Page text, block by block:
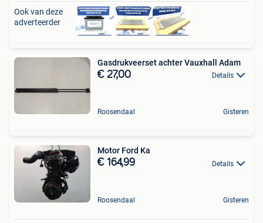
Ook van deze
adverteerder
Gasdrukveerset achter Vauxhall Adam
€ 27,00 Details
Roosendaal Gisteren
Motor Ford Ka
€ 164,99 Details
Roosendaal Gisteren